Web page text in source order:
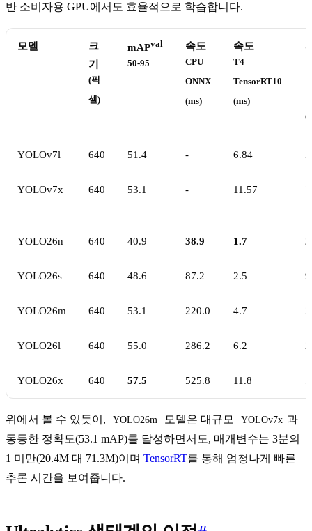
반 소비자용 GPU에서도 효율적으로 학습합니다.
모델
크
기
(픽
셀)
mAPval
50-95
속도
CPU
ONNX
(ms)
속도
T4
TensorRT10
(ms)
YOLOv7l 640 51.4 - 6.84
YOLOv7x 640 53.1 - 11.57
YOLO26n 640 40.9 38.9 1.7
YOLO26s 640 48.6 87.2 2.5
YOLO26m 640 53.1 220.0 4.7
YOLO26l 640 55.0 286.2 6.2
YOLO26x 640 57.5 525.8 11.8
위에서 볼 수 있듯이, YOLO26m 모델은 대규모 YOLOv7x 과
동등한 정확도(53.1 mAP)를 달성하면서도, 매개변수는 3분의
1 미만(20.4M 대 71.3M)이며 TensorRT를 통해 엄청나게 빠른
추론 시간을 보여줍니다.